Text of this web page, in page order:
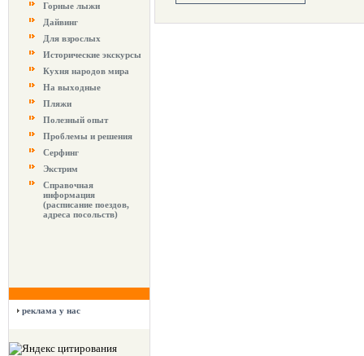
Горные лыжи
Дайвинг
Для взрослых
Исторические экскурсы
Кухня народов мира
На выходные
Пляжи
Полезный опыт
Проблемы и решения
Серфинг
Экстрим
Справочная
информация
(расписание поездов,
адреса посольств)
реклама у нас